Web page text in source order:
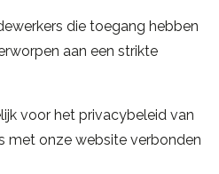
die toegang hebben
aan een strikte
voor het privacybeleid van
met onze website verbonden